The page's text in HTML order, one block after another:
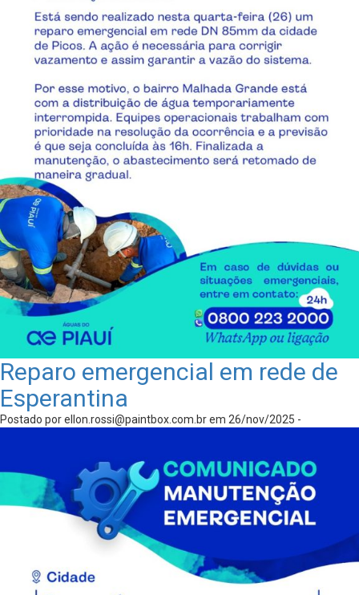
Reparo emergencial em rede de
Esperantina
Postado porellon.rossi@paintbox.com.brem 26/nov/2025 -